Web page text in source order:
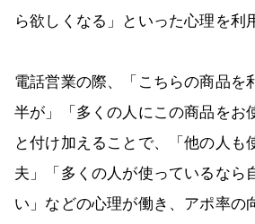
ら欲しくなる」といった心理を利
電話営業の際、「こちらの商品を
半が」「多くの人にこの商品をお
と付け加えることで、「他の人も
夫」「多くの人が使っているなら
い」などの心理が働き、アポ率の